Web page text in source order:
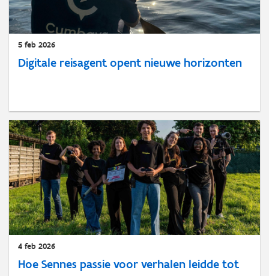
5 feb 2026
Digitale reisagent opent nieuwe horizonten
4 feb 2026
Hoe Sennes passie voor verhalen leidde tot